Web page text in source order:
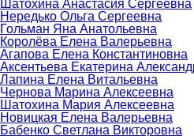
Шатохина Анастасия Сергеевна
Нередько Ольга Сергеевна
Гольман Яна Анатольевна
Королёва Елена Валерьевна
Агапова Елена Константиновна
Аксентьева Екатерина
Лапина Елена Витальевна
Чернова Марина Алексеевна
Шатохина Мария Алексеевна
Новицкая Елена Валерьевна
Бабенко Светлана Викторовна